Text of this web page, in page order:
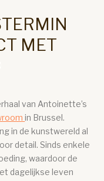
MET
van Antoinette’s
in Brussel.
in de kunstwereld al
detail. Sinds enkele
waardoor de
dagelijkse leven